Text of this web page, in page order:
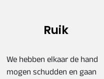
Ruik
We hebben elkaar de hand
mogen schudden en gaan